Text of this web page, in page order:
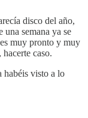
disco del año,
una semana ya se
muy pronto y muy
caso.
habéis visto a lo